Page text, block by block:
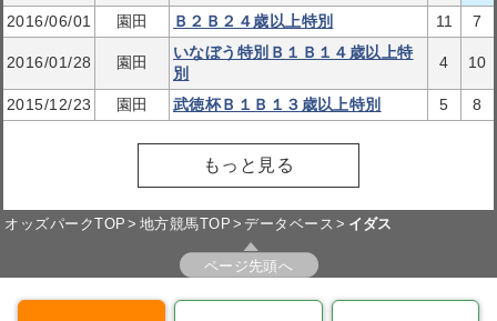
2016/06/01 園田 Ｂ２Ｂ２４歳以上特別 11 7
2016/01/28 園田
いなぼう特別Ｂ１Ｂ１４歳以上特
別
4 10
2015/12/23 園田 武徳杯Ｂ１Ｂ１３歳以上特別 5 8
もっと見る
オッズパークTOP 地方競馬TOP データベース イダス
ページ先頭へ